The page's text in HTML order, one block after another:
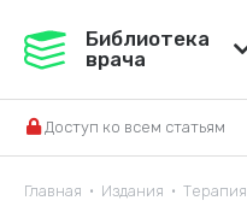
Медвестник
Справочник ЛС
Библиотека
врача
Доступ ко всем статьям
Главная • Издания • Терапия